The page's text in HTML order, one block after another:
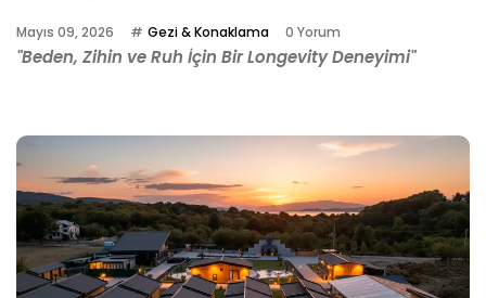
Mayıs 09, 2026 Gezi & Konaklama 0 Yorum
"Beden, Zihin ve Ruh İçin Bir Longevity Deneyimi"